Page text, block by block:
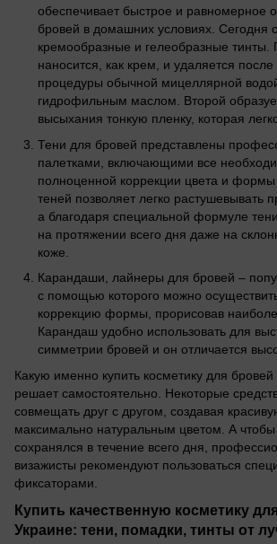
обеспечивает быстрое и равномерное
бровей в домашних условиях. Сегодня
кремообразные и гелеобразные тинты.
наносится, как крем, и удаляется
процедуры обычной мицеллярной
гидрофильным маслом. Второй
высыхания тонкую пленку, которая
Тени для бровей представлены
палетками, включающими все
полноценной коррекции цвета и формы
теней позволяет легко растушевывать
а благодаря специальной формуле
на протяжении всего дня даже на
коже.
Карандаши, лайнеры для бровей –
с помощью которого можно
коррекцию формы, прорисовав
Карандаш удобно использовать для
симметрии бровей и он отличается
Какую именно купить косметику для
решает самостоятельно. Некоторые
совмещать друг с другом, создавая
максимально натуральным цветом. А
сохранялся в течение всего дня,
визажисты рекомендуют пользоваться
фиксаторами.
Купить качественную косметику
Украине: тени, помадки, тинты от